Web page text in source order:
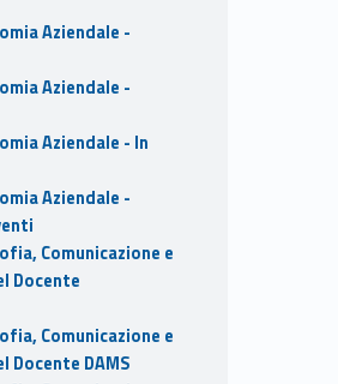
Aziendale -
Aziendale -
Aziendale - In
Aziendale -
Comunicazione e
Docente
Comunicazione e
Docente DAMS